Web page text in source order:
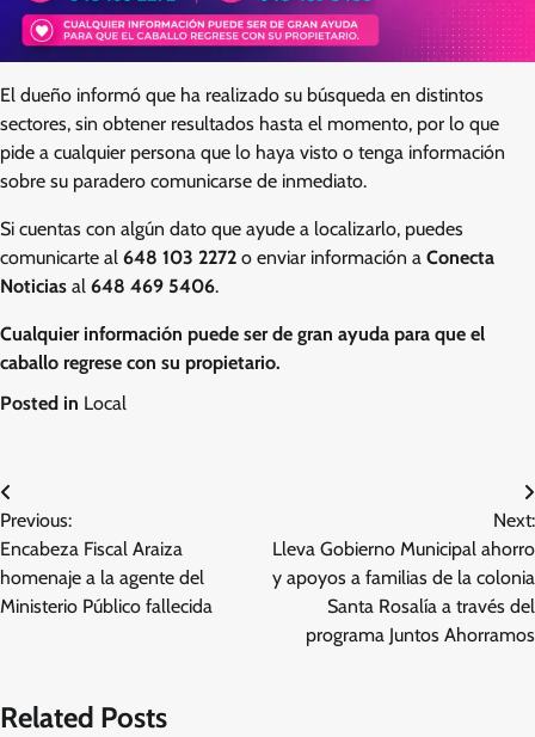
El dueño informó que ha realizado su búsqueda en distintos
sectores, sin obtener resultados hasta el momento, por lo que
pide a cualquier persona que lo haya visto o tenga información
sobre su paradero comunicarse de inmediato.
Si cuentas con algún dato que ayude a localizarlo, puedes
comunicarte al 648 103 2272 o enviar información a Conecta
Noticias al 648 469 5406.
Cualquier información puede ser de gran ayuda para que el
caballo regrese con su propietario.
Posted in Local
Navegación
de
entradas
Previous:
Encabeza Fiscal Araiza
homenaje a la agente del
Ministerio Público fallecida
Next:
Lleva Gobierno Municipal ahorro
y apoyos a familias de la colonia
Santa Rosalía a través del
programa Juntos Ahorramos
Related Posts